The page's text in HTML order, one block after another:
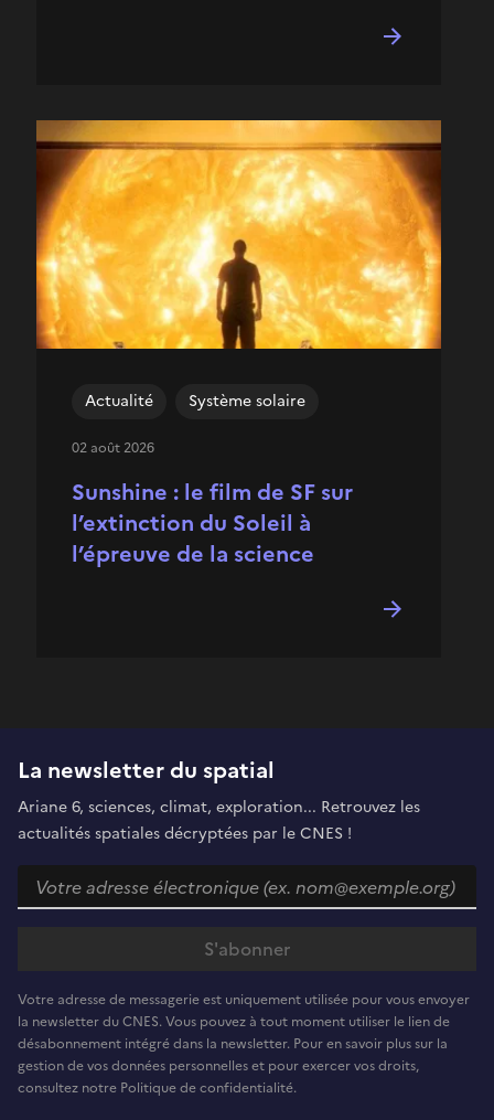
Sunshine : le film de SF sur
l’extinction du Soleil à
l’épreuve de la science
Actualité Système solaire
02 août 2026
La newsletter du spatial
Ariane 6, sciences, climat, exploration... Retrouvez les
actualités spatiales décryptées par le CNES !
Votre adresse de messagerie est uniquement utilisée pour vous envoyer
la newsletter du CNES. Vous pouvez à tout moment utiliser le lien de
désabonnement intégré dans la newsletter. Pour en savoir plus sur la
gestion de vos données personnelles et pour exercer vos droits,
consultez notre Politique de confidentialité.